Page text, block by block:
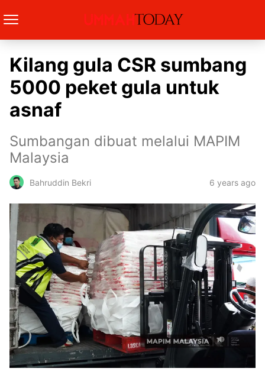
Kilang gula CSR sumbang
5000 peket gula untuk
asnaf
Sumbangan dibuat melalui MAPIM
Malaysia
Bahruddin Bekri 6 years ago